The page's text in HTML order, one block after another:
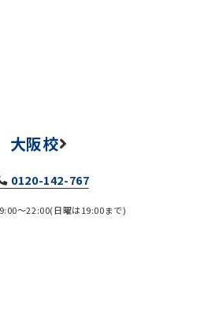
大阪校
0120-142-767
～22:00(日曜は19:00まで)